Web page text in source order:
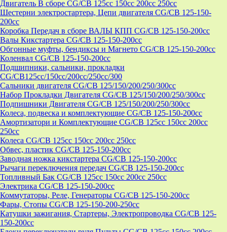
Двигатель В сборе CG/CB 125cc 150cc 200cc 250cc
Шестерни электростартера, Цепи двигателя CG/CB 125-150-
200cc
Коробка Передач в сборе ВАЛЫ КПП CG/CB 125-150-200cc
Валы Кикстартера CG/CB 125-150-200cc
Обгонные муфты, бендиксы и Магнето CG/CB 125-150-200cc
Коленвал CG/CB 125-150-200cc
Подшипники, сальники, прокладки
CG/CB125сс/150cc/200cc/250cc/300
Сальники двигателя CG/CB 125/150/200/250/300cc
Набор Прокладки Двигателя CG/CB 125/150/200/250/300cc
Подпишники Двигателя CG/CB 125/150/200/250/300cc
Колеса, подвеска и комплектующие CG/CB 125-150-200cc
Амортизатори и Комплектующие CG/CB 125cc 150cc 200cc
250cc
Колеса CG/CB 125cc 150cc 200cc 250cc
Обвес, пластик CG/CB 125-150-200cc
Заводная ножка кикстартера CG/CB 125-150-200cc
Рычаги переключения передач CG/CB 125-150-200cc
Топливный Бак CG/CB 125cc 150cc 200cc 250cc
Электрика CG/CB 125-150-200cc
Коммутаторы, Реле, Генераторы CG/CB 125-150-200cc
Фары, Стопы CG/CB 125-150-200-250cc
Катушки зажигания, Стартеры, Электропроводка CG/CB 125-
150-200cc